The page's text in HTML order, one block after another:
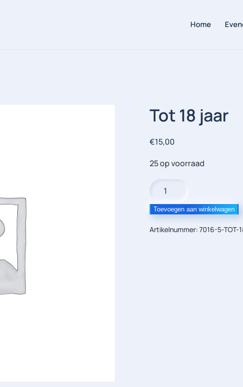
Home
Tot 18 jaar
€15,00
25 op voorraad
jaar
aantal
Toevoegen aan winkelwagen
Artikelnummer: 7016-5-TOT-